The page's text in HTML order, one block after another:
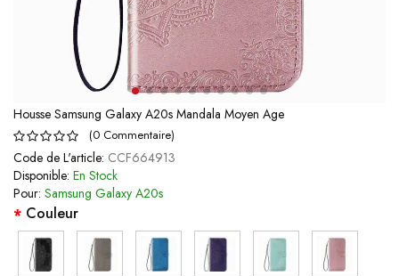
Housse Samsung Galaxy A20s Mandala Moyen Age
(0 Commentaire)
Code de L'article: CCF664913
Disponible: En Stock
Pour: Samsung Galaxy A20s
Couleur